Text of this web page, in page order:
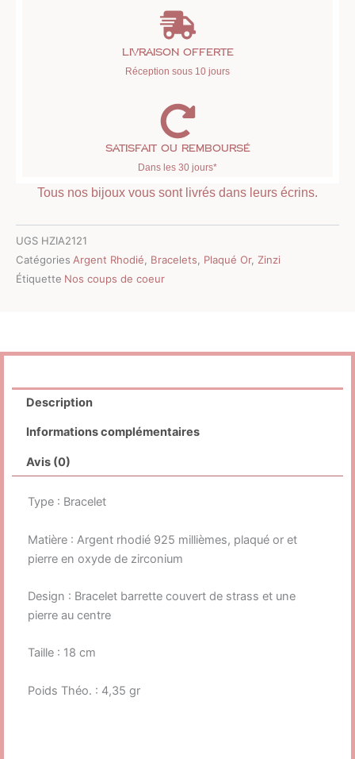
Livraison offerte
Réception sous 10 jours
Satisfait ou remboursé
Dans les 30 jours*
Tous nos bijoux vous sont livrés dans leurs écrins.
UGS HZIA2121
Catégories Argent Rhodié Bracelets Plaqué Or, Zinzi
Étiquette Nos coups de coeur
Description
Informations complémentaires
Avis (0)
Type : Bracelet
Matière : Argent rhodié 925 millièmes, plaqué or et
pierre en oxyde de zirconium
Design : Bracelet barrette couvert de strass et une
pierre au centre
Taille : 18 cm
Poids Théo. : 4,35 gr